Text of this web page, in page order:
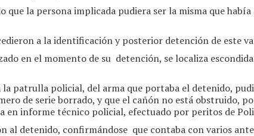
que la persona implicada pudiera ser la misma que
a la identificación y posterior detención de este
en el momento de su detención, se localiza
la patrulla policial, del arma que portaba el detenido,
de serie borrado, y que el cañón no está obstruido,
informe técnico policial, efectuado por peritos de
al detenido, confirmándose que contaba con varios